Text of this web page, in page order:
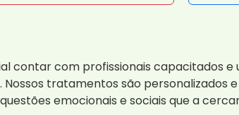
contar com profissionais capacitados
tratamentos são
emocionais e sociais que a